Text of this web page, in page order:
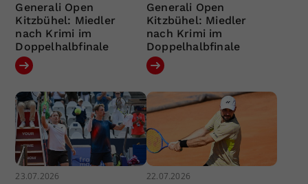
Generali Open
Kitzbühel: Miedler
nach Krimi im
Doppelhalbfinale
Generali Open
Kitzbühel: Miedler
nach Krimi im
Doppelhalbfinale
23.07.2026 22.07.2026